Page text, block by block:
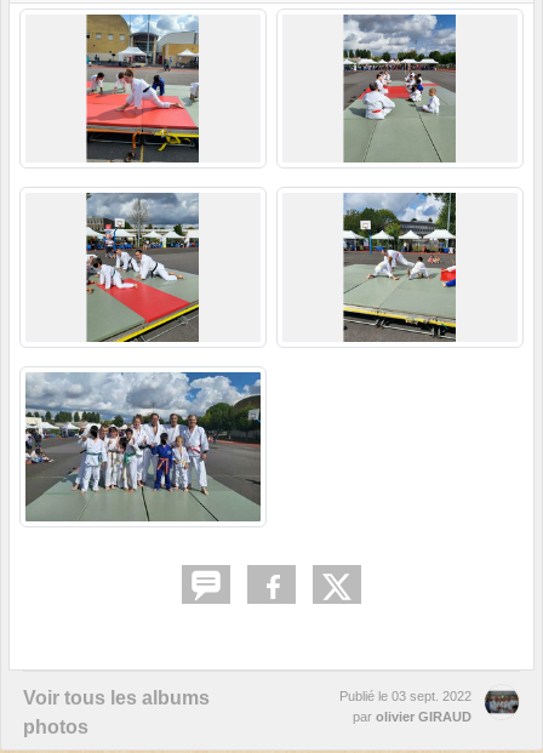
Voir tous les albums
photos
Publié le 03 sept. 2022
par olivier GIRAUD